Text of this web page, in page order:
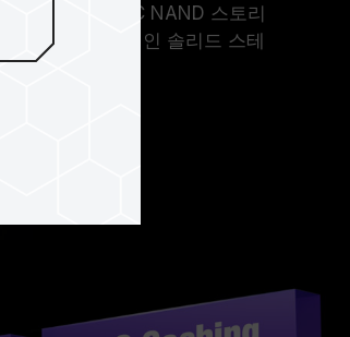
롤러와 3D TLC NAND 스토리
여 가장 안정적인 솔리드 스테